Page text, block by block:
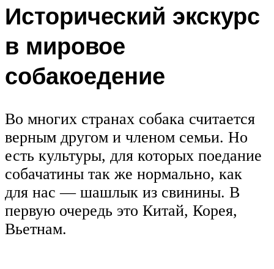
Исторический экскурс
в мировое
собакоедение
Во многих странах собака считается
верным другом и членом семьи. Но
есть культуры, для которых поедание
собачатины так же нормально, как
для нас — шашлык из свинины. В
первую очередь это Китай, Корея,
Вьетнам.